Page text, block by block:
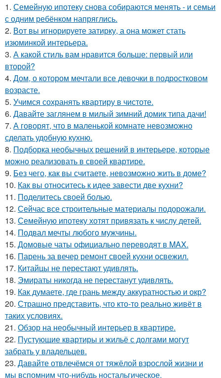
1. Семейную ипотеку снова собираются менять - и семьи
с одним ребёнком напряглись.
2. Вот вы игнорируете затирку, а она может стать
изюминкой интерьера.
3. А какой стиль вам нравится больше: первый или
второй?
4. Дом, о котором мечтали все девочки в подростковом
возрасте.
5. Учимся сохранять квартиру в чистоте.
6. Давайте заглянем в милый зимний домик типа дачи!
7. А говорят, что в маленькой комнате невозможно
сделать удобную кухню.
8. Подборка необычных решений в интерьере, которые
можно реализовать в своей квартире.
9. Без чего, как вы считаете, невозможно жить в доме?
10. Как вы относитесь к идее завести две кухни?
11. Поделитесь своей болью.
12. Сейчас все строительные материалы подорожали.
13. Семейную ипотеку хотят привязать к числу детей.
14. Подвал мечты любого мужчины.
15. Домовые чаты официально переводят в MAX.
16. Парень за вечер ремонт своей кухни освежил.
17. Китайцы не перестают удивлять.
18. Эмираты никогда не перестанут удивлять.
19. Как думаете, где грань между аккуратностью и окр?
20. Страшно представить, что кто-то реально живёт в
таких условиях.
21. Обзор на необычный интерьер в квартире.
22. Пустующие квартиры и жильё с долгами могут
забрать у владельцев.
23. Давайте отвлечёмся от тяжёлой взрослой жизни и
мы вспомним что-нибудь ностальгическое.